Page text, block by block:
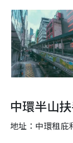
中環半山
地址：中環租庇